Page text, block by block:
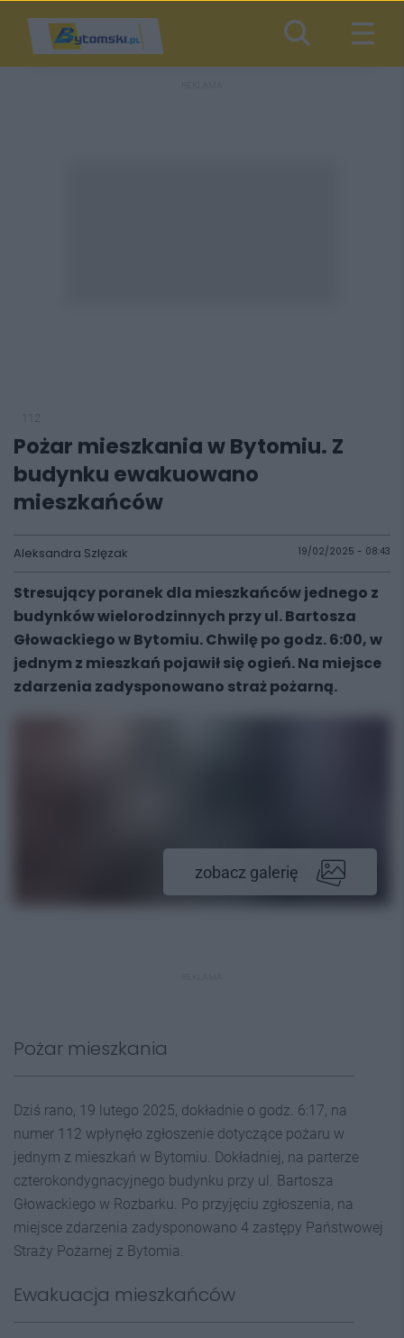
Pożar mieszkania w Bytomiu. Z
budynku ewakuowano
mieszkańców
Aleksandra Szlęzak 19/02/2025 - 08:43
Stresujący poranek dla mieszkańców jednego z
budynków wielorodzinnych przy ul. Bartosza
Głowackiego w Bytomiu. Chwilę po godz. 6:00, w
jednym z mieszkań pojawił się ogień. Na miejsce
zdarzenia zadysponowano straż pożarną.
zobacz galerię
Pożar mieszkania
Dziś rano, 19 lutego 2025, dokładnie o godz. 6:17, na
numer 112 wpłynęło zgłoszenie dotyczące pożaru w
jednym z mieszkań w Bytomiu. Dokładniej, na parterze
czterokondygnacyjnego budynku przy ul. Bartosza
Głowackiego w Rozbarku. Po przyjęciu zgłoszenia, na
miejsce zdarzenia zadysponowano 4 zastępy Państwowej
Straży Pożarnej z Bytomia.
Ewakuacja mieszkańców